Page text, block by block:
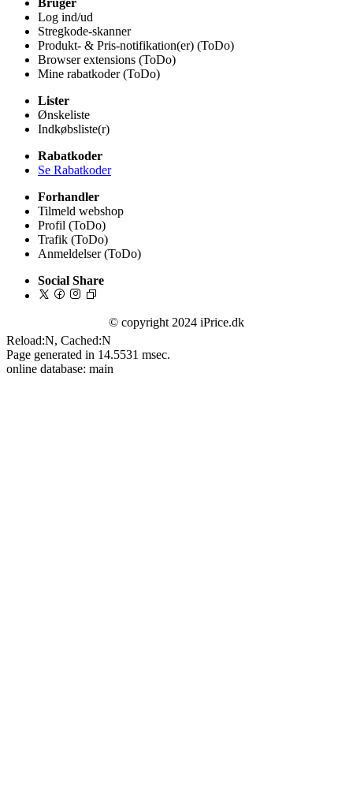
Log ind/ud
Stregkode-skanner
Produkt- & Pris-notifikation(er) (ToDo)
Browser extensions (ToDo)
Mine rabatkoder (ToDo)
Lister
Ønskeliste
Indkøbsliste(r)
Rabatkoder
Se Rabatkoder
Forhandler
Tilmeld webshop
Profil (ToDo)
Trafik (ToDo)
Anmeldelser (ToDo)
Social Share
© copyright 2024 iPrice.dk
Reload:N, Cached:N
Page generated in 14.5531 msec.
online database: main